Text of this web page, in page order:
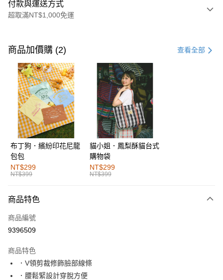
付款與運送方式
超取滿NT$1,000免運
信用卡一次付款
購物金
超商取貨付款
LINE Pay
街口支付
運送方式
全家取貨付款
每筆NT$60，滿NT$1,000(含以上)免運費
付款後全家取貨
萊爾富取貨付款
付款後萊爾富取貨
每筆NT$60，滿NT$1,000(含以上)免運費
商品加價購 (2) 查看全部
布丁狗．繽紛印花尼龍
包包
NT$299
NT$399
貓小姐．鳳梨酥貓台式
購物袋
NT$299
NT$399
商品特色
商品編號
9396509
商品特色
．V領剪裁修飾臉部線條
．腰鬆緊設計穿脫方便